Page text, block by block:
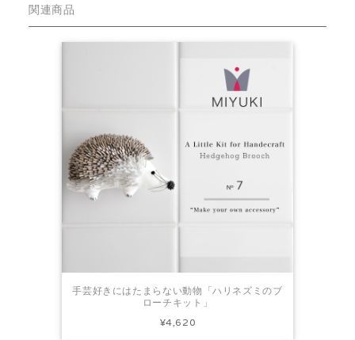
関連商品
手芸好きにはたまらない動物「ハリネズミのブ
ローチキット」
¥4,620